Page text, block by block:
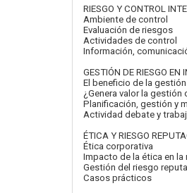
RIESGO Y CONTROL
Ambiente de control
Evaluación de riesgos
Actividades de control
Información,
GESTIÓN DE RIESGO
El beneficio de la
¿Genera valor la
Planificación, gestión y
Actividad debate y
ÉTICA Y RIESGO
Ética corporativa
Impacto de la ética en
Gestión del riesgo
Casos prácticos